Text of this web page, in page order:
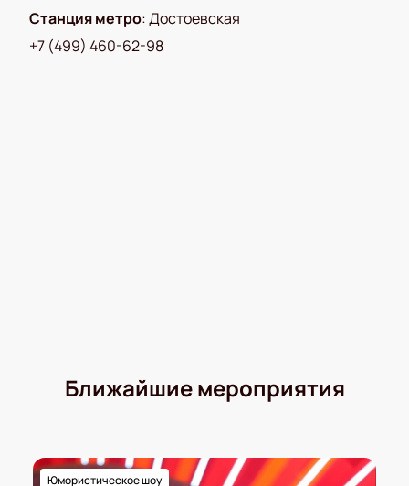
Станция метро:Достоевская
+7 (499) 460-62-98
Ближайшие мероприятия
Юмористическое шоу